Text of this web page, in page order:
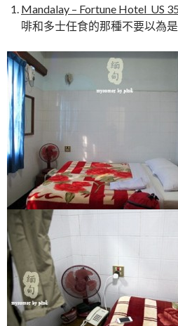
Mandalay – Fortune Hotel US
啡和多士任食的那種不要以為